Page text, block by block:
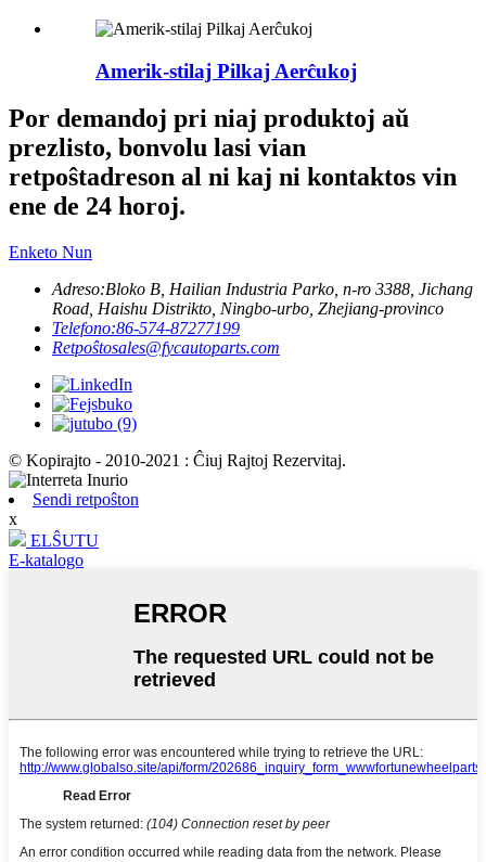
Amerik-stilaj Pilkaj Aerĉukoj
Por demandoj pri niaj produktoj aŭ
prezlisto, bonvolu lasi vian
retpoŝtadreson al ni kaj ni kontaktos vin
ene de 24 horoj.
Enketo Nun
Adreso:Bloko B, Hailian Industria Parko, n-ro 3388, Jichang
Road, Haishu Distrikto, Ningbo-urbo, Zhejiang-provinco
Telefono:86-574-87277199
Retpoŝtosales@fycautoparts.com
© Kopirajto - 2010-2021 : Ĉiuj Rajtoj Rezervitaj.
Sendi retpoŝton
x
ELŜUTU
E-katalogo